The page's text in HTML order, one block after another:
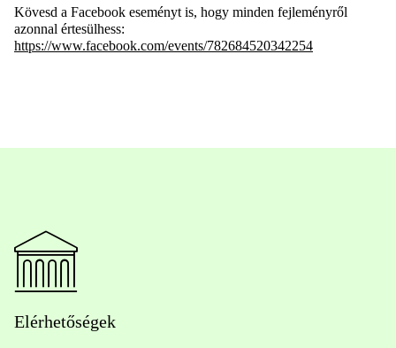
Kövesd a Facebook eseményt is, hogy minden fejleményről
azonnal értesülhess:
https://www.facebook.com/events/782684520342254
Elérhetőségek